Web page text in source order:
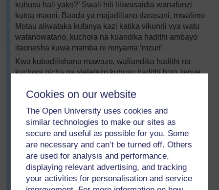
Cookies on our website
The Open University uses cookies and
similar technologies to make our sites as
secure and useful as possible for you. Some
are necessary and can’t be turned off. Others
are used for analysis and performance,
displaying relevant advertising, and tracking
your activities for personalisation and service
kuhusu hali yako?’ Swali hili liliwasaidia wanafunzi
kutoa maoni. Baada ya majadiliano darasani, mwalimu
Motau aliwataka kufanya kazi katika vikundi vya watu
watanowatano, kuchora na kuandika hadithi ambayo
itaonesha kuwa mamba ni mnyama ‘mzuri’.
Kwa kubadilishana mawazo, waliandika hadithi na
kuchora picha na vielelezo kuhusu hadithi hizo zenye
Wakati mwalimu Motau alipokuwa akisoma hadithi
hizo, alifikiria maneno na michoro ‘vilimwambia’ nini
kuhusu uwezo wa wanafunzi wa kubuni hadithi kutumia
msimamo wa mamba mwenyewe. Siku iliyofuata,
alisoma hadithi za kila kikundi kwa sauti na kuonesha
picha na vielelezo. Baada ya kusoma kila hadithi,
aliliambia darasa zima kikundi kimefanikiwa katika
mambo yapi, na pia aliwataka wanafunzi kutoa maoni
yao kuhusu maandishi na picha za kila kikundi.